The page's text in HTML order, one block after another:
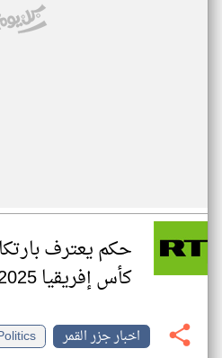
حكم يعترف
كأس إفريقيا 2025
اخبار جزر القمر